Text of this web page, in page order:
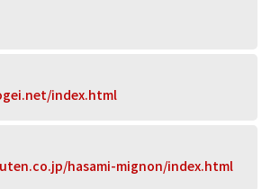
index.html
hasami-mignon/index.html